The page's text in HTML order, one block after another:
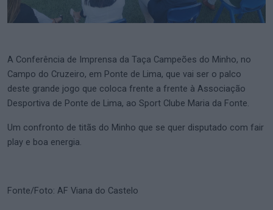
A Conferência de Imprensa da Taça Campeões do Minho, no
Campo do Cruzeiro, em Ponte de Lima, que vai ser o palco
deste grande jogo que coloca frente a frente à Associação
Desportiva de Ponte de Lima, ao Sport Clube Maria da Fonte.
Um confronto de titãs do Minho que se quer disputado com fair
play e boa energia.
Fonte/Foto: AF Viana do Castelo